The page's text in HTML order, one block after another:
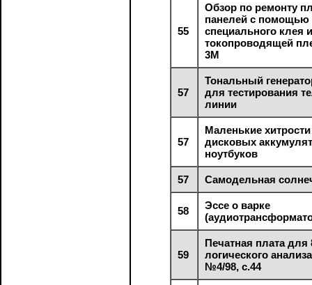
55
Обзор по ремонту
панелей с помощью
специального клея
токопроводящей
3М
57
Тональный
для тестирования
линии
57
Маленькие
дисковых
ноутбуков
57 Самодельная
58
Эссе о варке
59
Печатная плата для
логического
№4/98, с.44